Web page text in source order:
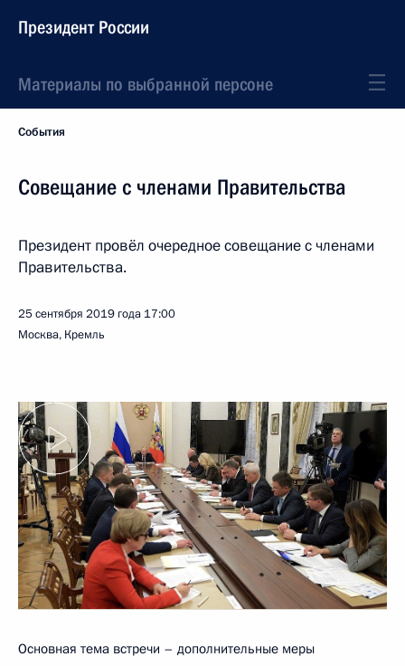
Президент России
Материалы по выбранной персоне
События
Совещание с членами Правительства
Президент провёл очередное совещание с членами
Правительства.
25 сентября 2019 года 17:00
Москва, Кремль
Основная тема встречи – дополнительные меры